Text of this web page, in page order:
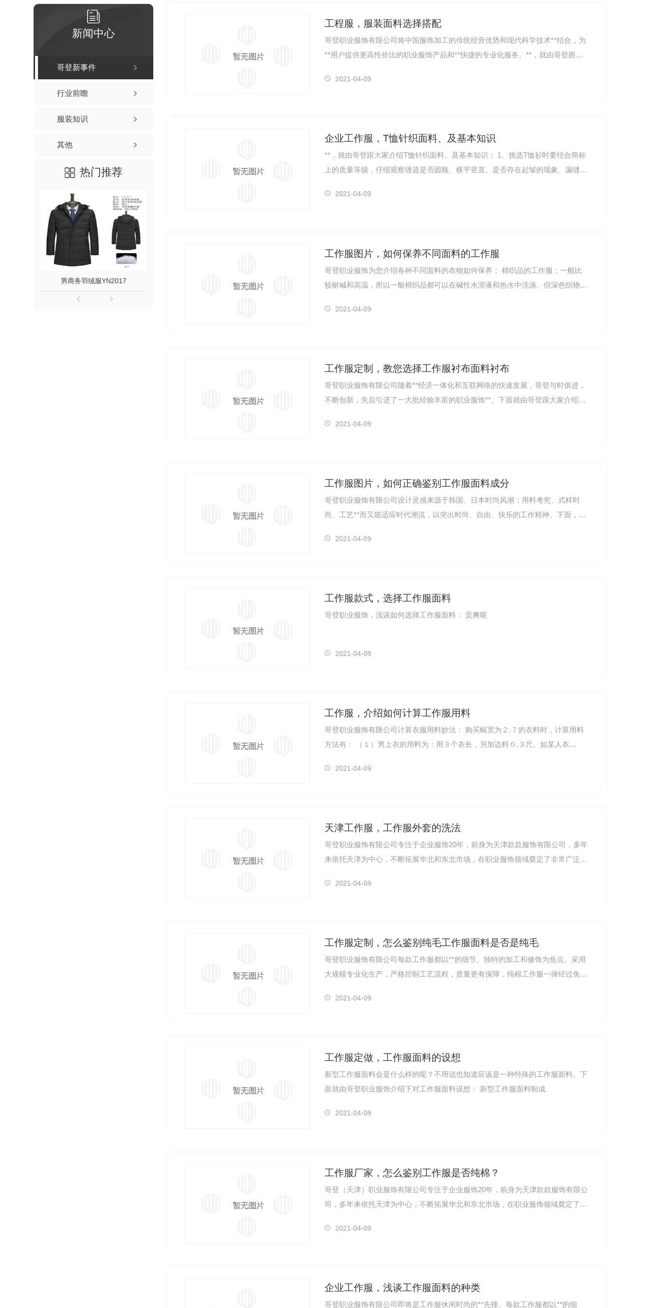
新闻中心
哥登新事件
行业前瞻
服装知识
其他
热门推荐
男商务羽绒服YN2017 女中长款羽绒服YN2017 行政客服冬装羽绒服1185S（男） 行政客服冬装短款ZY018
工程服，服装面料选择搭配
哥登职业服饰有限公司将中国服饰加工的传统经营优势和现代科学技术**结合，为
**用户提供更高性价比的职业服饰产品和**快捷的专业化服务。**，就由哥登跟大
2021-04-09
企业工作服，T恤针织面料、及基本知识
**，就由哥登跟大家介绍T恤针织面料、及基本知识： 1、挑选T恤衫时要结合商标
上的质量等级，仔细观察缝迹是否圆顺、横平竖直。是否存在起皱的现象、漏缝的
2021-04-09
工作服图片，如何保养不同面料的工作服
哥登职业服饰为您介绍各种不同面料的衣物如何保养： 棉织品的工作服：一般比
较耐碱和高温，所以一般棉织品都可以在碱性水溶液和热水中洗涤。但深色织物洗
2021-04-09
工作服定制，教您选择工作服衬布面料衬布
哥登职业服饰有限公司随着**经济一体化和互联网络的快速发展，哥登与时俱进，
不断创新，先后引进了一大批经验丰富的职业服饰**、下面就由哥登跟大家介绍如
2021-04-09
工作服图片，如何正确鉴别工作服面料成分
哥登职业服饰有限公司设计灵感来源于韩国、日本时尚风潮；用料考究、式样时
尚、工艺**而又能适应时代潮流，以突出时尚、自由、快乐的工作精神。下面，就
2021-04-09
工作服款式，选择工作服面料
哥登职业服饰，浅谈如何选择工作服面料： 贡爽呢
2021-04-09
工作服，介绍如何计算工作服用料
哥登职业服饰有限公司计算衣服用料妙法： 购买幅宽为２.７的衣料时，计算用料
方法有： （１）男上衣的用料为：用３个衣长，另加边料０.３尺。如某人衣…
2021-04-09
天津工作服，工作服外套的洗法
哥登职业服饰有限公司专注于企业服饰20年，前身为天津款款服饰有限公司，多年
来依托天津为中心，不断拓展华北和东北市场，在职业服饰领域奠定了非常广泛的
2021-04-09
工作服定制，怎么鉴别纯毛工作服面料是否是纯毛
哥登职业服饰有限公司每款工作服都以**的细节、独特的加工和修饰为焦点。采用
大规模专业化生产，严格控制工艺流程，质量更有保障，纯棉工作服一律经过免烫
2021-04-09
工作服定做，工作服面料的设想
新型工作服面料会是什么样的呢？不用说也知道应该是一种特殊的工作服面料。下
面就由哥登职业服饰介绍下对工作服面料设想： 新型工作服面料制成
2021-04-09
工作服厂家，怎么鉴别工作服是否纯棉？
哥登（天津）职业服饰有限公司专注于企业服饰20年，前身为天津款款服饰有限公
司，多年来依托天津为中心，不断拓展华北和东北市场，在职业服饰领域奠定了非
2021-04-09
企业工作服，浅谈工作服面料的种类
哥登职业服饰有限公司即将是工作服休闲时尚的**先锋。每款工作服都以**的细